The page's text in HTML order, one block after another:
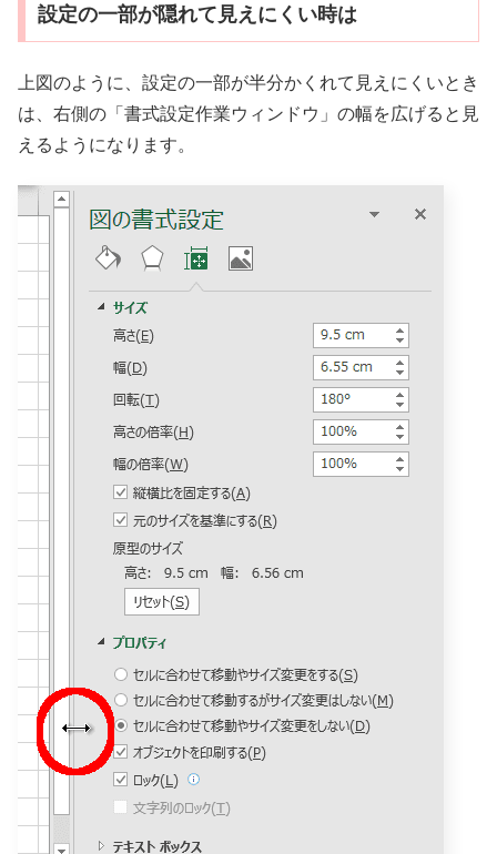
設定の一部が隠れて見えにくい時は
上図のように、設定の一部が半分かくれて見えにくいとき
は、右側の「書式設定作業ウィンドウ」の幅を広げると見
えるようになります。